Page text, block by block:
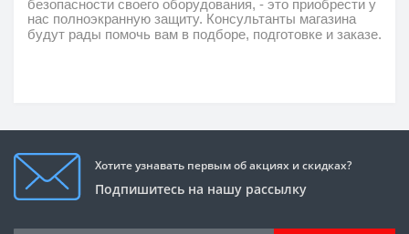
безопасности своего оборудования, - это приобрести у
нас полноэкранную защиту. Консультанты магазина
будут рады помочь вам в подборе, подготовке и заказе.
Хотите узнавать первым об акциях и скидках?
Подпишитесь на нашу рассылку